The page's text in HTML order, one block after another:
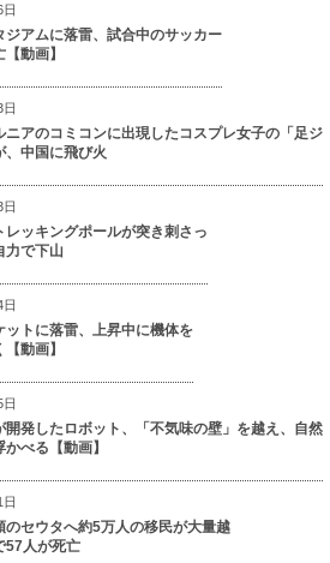
ジアムに落雷、試合中のサッカー
動画】
ニアのコミコンに出現したコスプレ女子の「足ジ
、中国に飛び火
レッキングポールが突き刺さっ
力で下山
ットに落雷、上昇中に機体を
動画】
開発したロボット、「不気味の壁」を越え、自然
べる【動画】
のセウタへ約5万人の移民が大量越
57人が死亡